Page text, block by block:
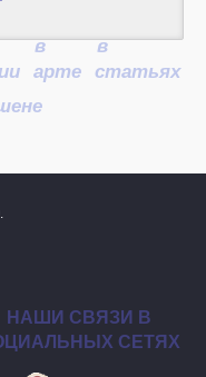
в
арте
в
статьях
НАШИ СВЯЗИ В
СЕТЯХ